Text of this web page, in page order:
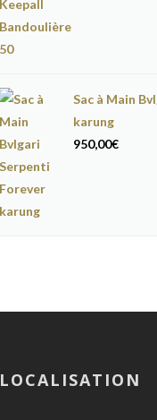
Sac à Main
karung
950,00€
LOCALISATION